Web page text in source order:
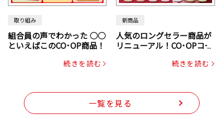
取り組み
組合員の声でわかった ○○
といえばこのCO･OP商品！
続きを読む
新商品
人気のロングセラー商品が
リニューアル！CO･OPコー
続きを読む
一覧を見る